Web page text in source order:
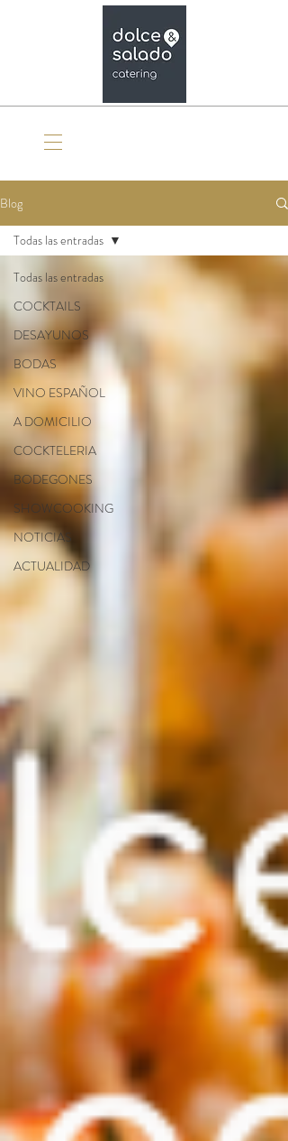
Blog
Todas las entradas
COCKTAILS
DESAYUNOS
BODAS
VINO ESPAÑOL
A DOMICILIO
COCKTELERIA
BODEGONES
SHOWCOOKING
NOTICIAS
ACTUALIDAD
Todas las entradas